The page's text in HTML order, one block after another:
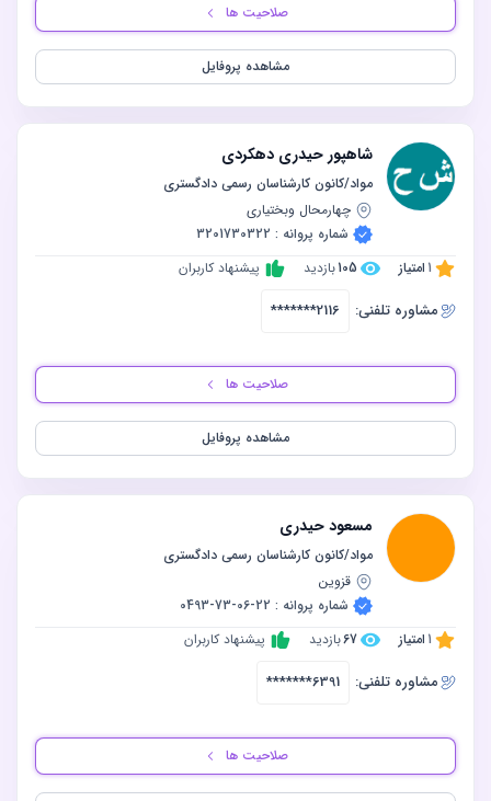
صلاحیت ها
مشاهده پروفایل
شاهپور حیدری دهکردی
مواد/کانون کارشناسان رسمی دادگستری
چهارمحال وبختیاری
شماره پروانه : 3201730322
1 امتیاز 105بازدید پیشنهاد کاربران
مشاوره‌ تلفنی: *******2116
صلاحیت ها
مشاهده پروفایل
مسعود حیدری
مواد/کانون کارشناسان رسمی دادگستری
قزوین
شماره پروانه : 22-06-73-0493
1 امتیاز 67بازدید پیشنهاد کاربران
مشاوره‌ تلفنی: *******6391
صلاحیت ها